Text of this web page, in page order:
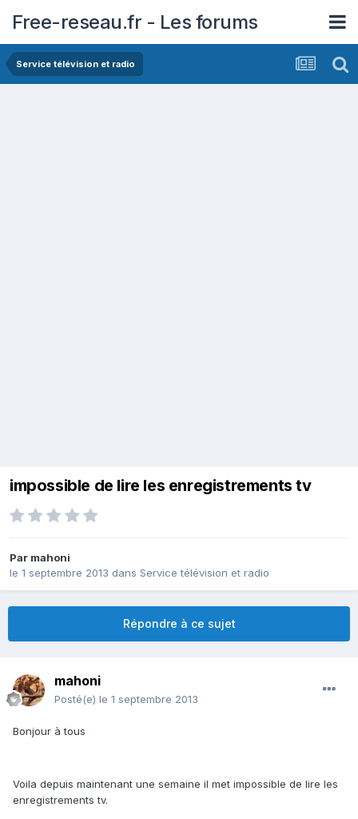
Free-reseau.fr - Les forums
Service télévision et radio
impossible de lire les enregistrements tv
Par mahoni
le 1 septembre 2013 dans Service télévision et radio
Répondre à ce sujet
mahoni
Posté(e) le 1 septembre 2013
Bonjour à tous
Voila depuis maintenant une semaine il met impossible de lire les
enregistrements tv.